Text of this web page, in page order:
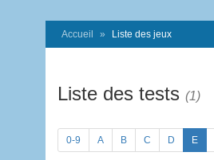
Accueil Liste des jeux
Liste des tests (1)
0-9 A B C D E